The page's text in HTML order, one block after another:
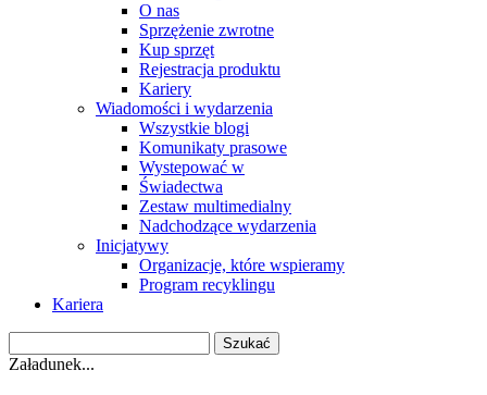
O nas
Sprzężenie zwrotne
Kup sprzęt
Rejestracja produktu
Kariery
Wiadomości i wydarzenia
Wszystkie blogi
Komunikaty prasowe
Wystepować w
Świadectwa
Zestaw multimedialny
Nadchodzące wydarzenia
Inicjatywy
Organizacje, które wspieramy
Program recyklingu
Kariera
Załadunek...